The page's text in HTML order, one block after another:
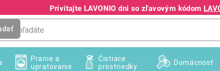
Privítajte LAVONIO dni so zľavovým kódom+421
Pranie a
upratovanie
Čistiace
prostriedky
Domácnosť